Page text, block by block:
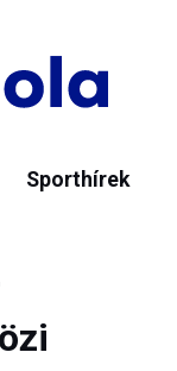
Sporthírek